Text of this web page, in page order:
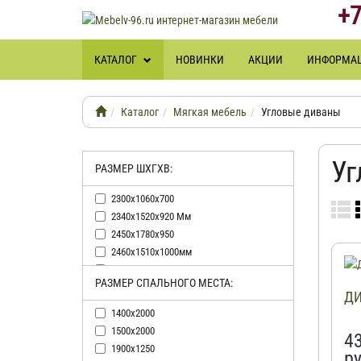
КАТАЛОГ НОВИНКИ АКЦИИ
Каталог Мягкая мебель Угловые диваны
РАЗМЕР ШХГХВ:
2300х1060х700
2340х1520х920 Мм
2450х1780х950
2460х1510х1000мм
2470х1750х910 Мм
2480х1600х900
2500х1600х890 Мм
РАЗМЕР СПАЛЬНОГО МЕСТА:
1400х2000
1500х2000
1900х1250